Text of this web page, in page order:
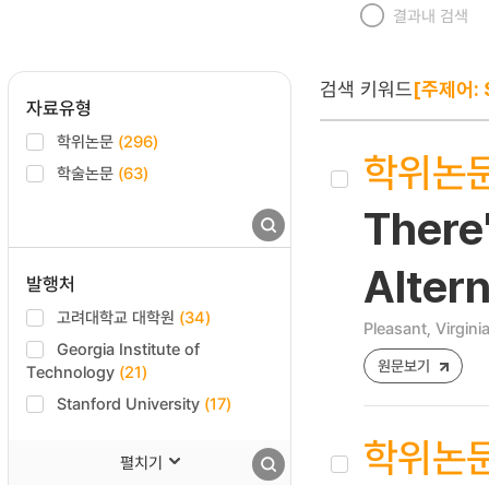
결과내 검색
자료유형
학위논문 (296)
학술논문 (63)
발행처
고려대학교 대학원 (34)
Georgia Institute of
Technology (21)
Stanford University (17)
펼치기
검색 키워드[주제어
학위논
Pleasant,
원문보기
학위논